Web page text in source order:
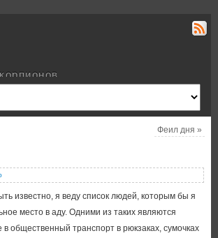
Феил дня»
известно, я веду список людей, которым бы я
место в аду. Одними из таких являются
общественный транспорт в рюкзаках, сумочках